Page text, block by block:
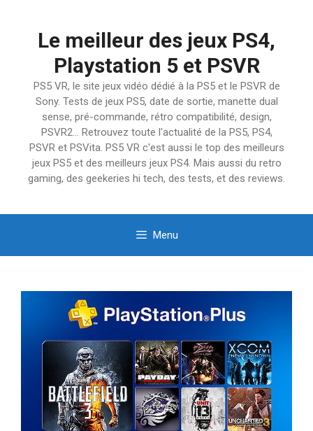
Le meilleur des jeux PS4,
Playstation 5 et PSVR
PS5 VR, le site jeux vidéo dédié à la PS5 et le PSVR de
Sony. Tests de jeux PS5, date de sortie, manette dual
sense, pré-commande, rétro compatibilité, design,
PSVR2… Retrouvez toute l'actualité de la PS5, PS4,
PSVR et PSVita. PS5 VR c'est aussi le top des meilleurs
jeux PS5 et des meilleurs jeux PS4. Mais aussi du retro
gaming, des geekeries hi tech, des tests, et des reviews.
Menu